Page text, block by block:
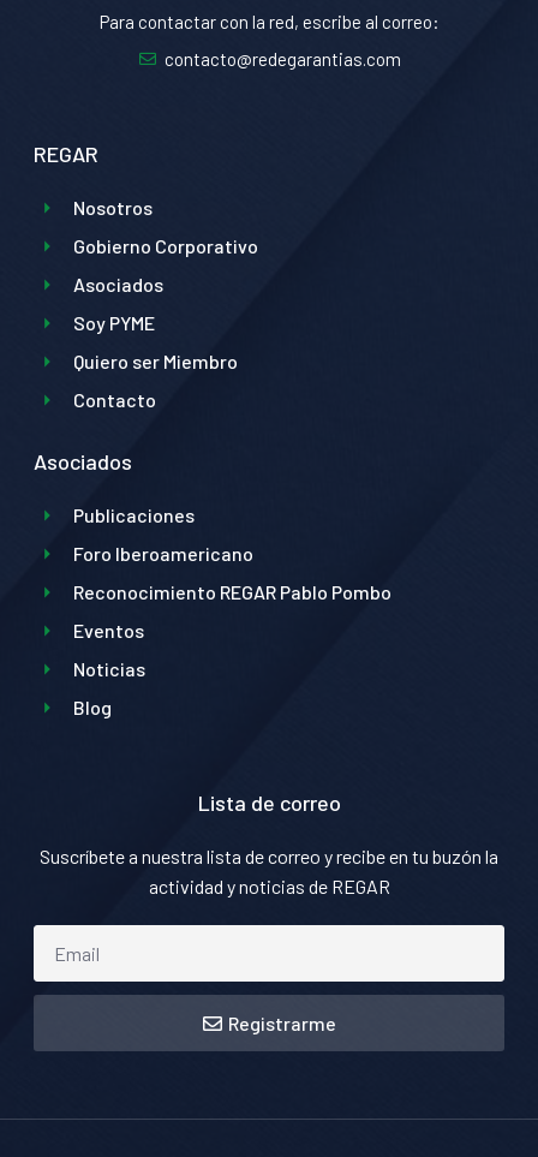
Para contactar con la red, escribe al correo:
contacto@redegarantias.com
REGAR
Nosotros
Gobierno Corporativo
Asociados
Soy PYME
Quiero ser Miembro
Contacto
Asociados
Publicaciones
Foro Iberoamericano
Reconocimiento REGAR Pablo Pombo
Eventos
Noticias
Blog
Lista de correo
Suscríbete a nuestra lista de correo y recibe en tu buzón la
actividad y noticias de REGAR
Registrarme